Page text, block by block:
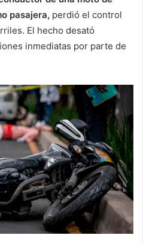
pasajera, perdió el control
El hecho desató
inmediatas por parte de